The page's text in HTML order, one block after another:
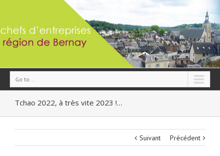
Go to...
Tchao 2022, à très vite 2023 !…
Suivant Précédent